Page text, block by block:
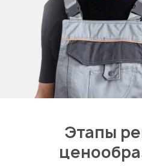
Этапы